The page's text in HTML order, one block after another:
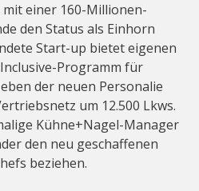
einer 160-Millionen-
den Status als Einhorn
Start-up bietet eigenen
Programm für
der neuen Personalie
um 12.500 Lkws.
Kühne+Nagel-Manager
den neu geschaffenen
beziehen.